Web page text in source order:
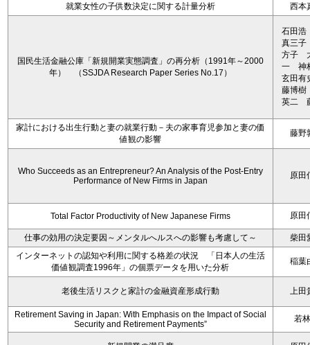
就業女性の子供数決定に関する計量分析
西本
国民生活金融公庫「新規開業実態調査」の再分析（1991年～2000
年） （SSJDA Research Paper Series No.17）
石田
真三
方子
一 神
玄田
藤博
英二
家計における出生行動と妻の就業行動－夫の家事育児参加と妻の価
値観の影響
藤野
Who Succeeds as an Entrepreneur? An Analysis of the Post-Entry
Performance of New Firms in Japan
原田
Total Factor Productivity of New Japanese Firms 原田
仕事の効用の決定要因～メンタルへルスへの影響も考慮して～
柴田
インターネットの認知や利用に関する格差の状況 「日本人の生活
価値観調査1996年」の個票データを用いた分析
稲葉
老後生活リスクと家計の金融資産形成行動 上田
Retirement Saving in Japan: With Emphasis on the Impact of Social
Security and Retirement Payments”
若